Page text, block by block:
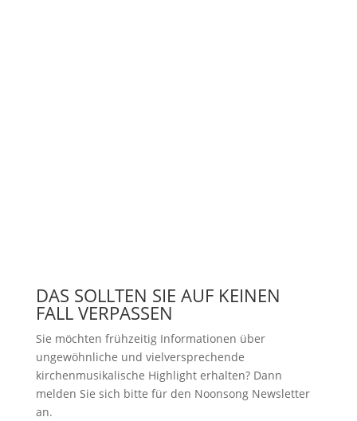
DAS SOLLTEN SIE AUF KEINEN
FALL VERPASSEN
Sie möchten frühzeitig Informationen über
ungewöhnliche und vielversprechende
kirchenmusikalische Highlight erhalten? Dann
melden Sie sich bitte für den Noonsong Newsletter
an.